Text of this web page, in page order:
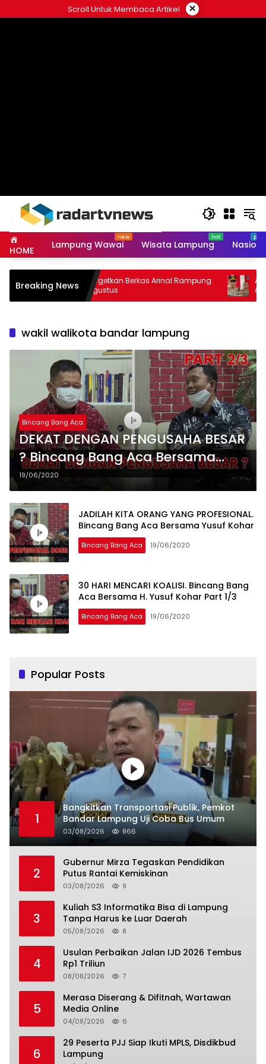
to
Scroll Untuk Membaca Artikel ×
HOME Lampung Wawai Wisata Lampung
Breaking News
Kejati Targetkan Berkas Arinal Rampung
Bulan Agustus
AKBP
& Curas
wakil walikota bandar lampung
Bincang Bang Aca
DEKAT DENGAN PENGUSAHA BESAR
? Bincang Bang Aca Bersama
Yusuf Kohar Part 2/3
19/06/2020
JADILAH KITA ORANG YANG PROFESIONAL.
Bincang Bang Aca Bersama Yusuf Kohar
Bincang Bang Aca 19/06/2020
30 HARI MENCARI KOALISI. Bincang Bang
Aca Bersama H. Yusuf Kohar Part 1/3
Bincang Bang Aca 19/06/2020
Popular Posts
1
Bangkitkan Transportasi Publik, Pemkot
Bandar Lampung Uji Coba Bus Umum
03/08/2026 866
2
Gubernur Mirza Tegaskan Pendidikan
Putus Rantai Kemiskinan
03/08/2026 9
3
Kuliah S3 Informatika Bisa di Lampung
Tanpa Harus ke Luar Daerah
05/08/2026 8
4
Usulan Perbaikan Jalan IJD 2026 Tembus
Rp1 Triliun
08/08/2026 7
5
Merasa Diserang & Difitnah, Wartawan
Media Online
04/08/2026 6
6
29 Peserta PJJ Siap Ikuti MPLS, Disdikbud
Lampung